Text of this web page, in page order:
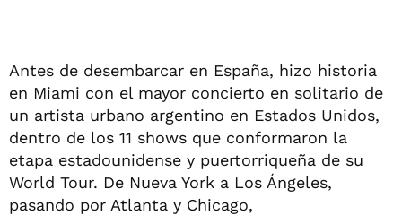
Antes de desembarcar en España, hizo historia
en Miami con el mayor concierto en solitario de
un artista urbano argentino en Estados Unidos,
dentro de los 11 shows que conformaron la
etapa estadounidense y puertorriqueña de su
World Tour. De Nueva York a Los Ángeles,
pasando por Atlanta y Chicago,